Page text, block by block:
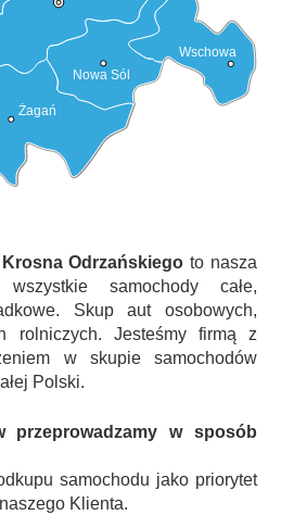
Żagań
Nowa Sól
Wschowa
Krosna Odrzańskiego to nasza
samochody całe,
Skup aut osobowych,
rolniczych. Jesteśmy firmą z
w skupie samochodów
Polski.
przeprowadzamy w sposób
samochodu jako priorytet
Klienta.